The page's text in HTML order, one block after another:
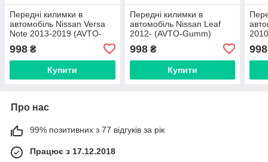
Передні килимки в
автомобіль Nissan Versa
Note 2013-2019 (AVTO-
998 ₴
Купити
Передні килимки в
автомобіль Nissan Leaf
2012- (AVTO-Gumm)
998₴
Купити
998
Про нас
99% позитивних з 77 відгуків за рік
Працює з 17.12.2018